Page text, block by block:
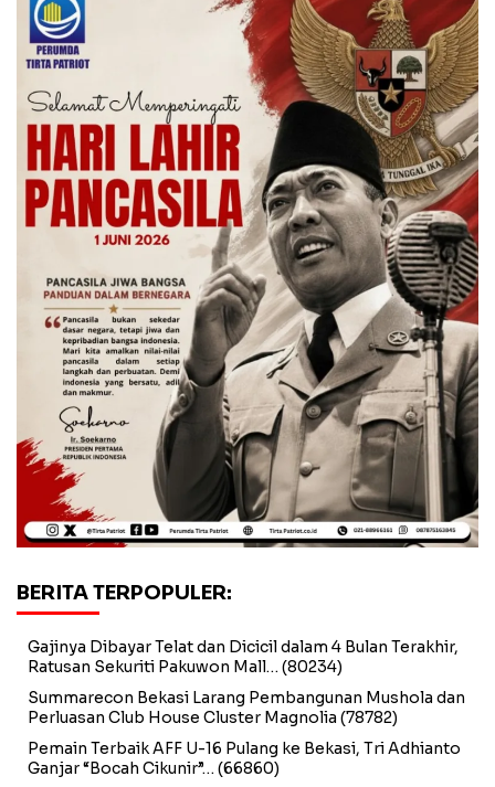
BERITA TERPOPULER:
Gajinya Dibayar Telat dan Dicicil dalam 4 Bulan Terakhir,
Ratusan Sekuriti Pakuwon Mall… (80234)
Summarecon Bekasi Larang Pembangunan Mushola dan
Perluasan Club House Cluster Magnolia (78782)
Pemain Terbaik AFF U-16 Pulang ke Bekasi, Tri Adhianto
Ganjar “Bocah Cikunir”… (66860)